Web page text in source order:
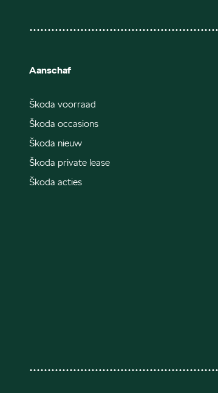
van
Aanschaf
Škoda voorraad
Škoda occasions
Škoda nieuw
Škoda private lease
Škoda acties